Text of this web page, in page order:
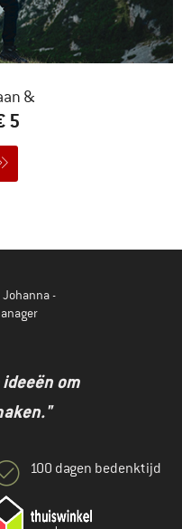
&
5
-
om
100 dagen bedenktijd